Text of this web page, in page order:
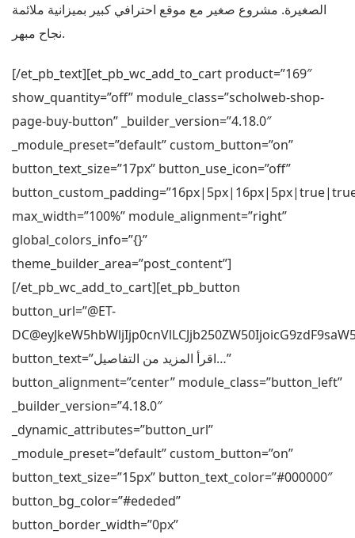
الصغيرة. مشروع صغير مع موقع احترافي كبير بميزانية ملائمة
نجاح مبهر.
[/et_pb_text][et_pb_wc_add_to_cart product=”169″
show_quantity=”off” module_class=”scholweb-shop-
page-buy-button” _builder_version=”4.18.0″
_module_preset=”default” custom_button=”on”
button_text_size=”17px” button_use_icon=”off”
max_width=”100%” module_alignment=”right”
global_colors_info=”{}”
theme_builder_area=”post_content”]
[/et_pb_wc_add_to_cart][et_pb_button
button_url=”@ET-
button_text=”اقرأ المزيد من التفاصيل…”
button_alignment=”center” module_class=”button_left”
_builder_version=”4.18.0″
_dynamic_attributes=”button_url”
_module_preset=”default” custom_button=”on”
button_text_size=”15px” button_text_color=”#000000″
button_bg_color=”#ededed”
button_border_width=”0px”